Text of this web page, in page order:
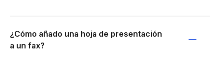
¿Cómo añado una hoja de presentación
a un fax?